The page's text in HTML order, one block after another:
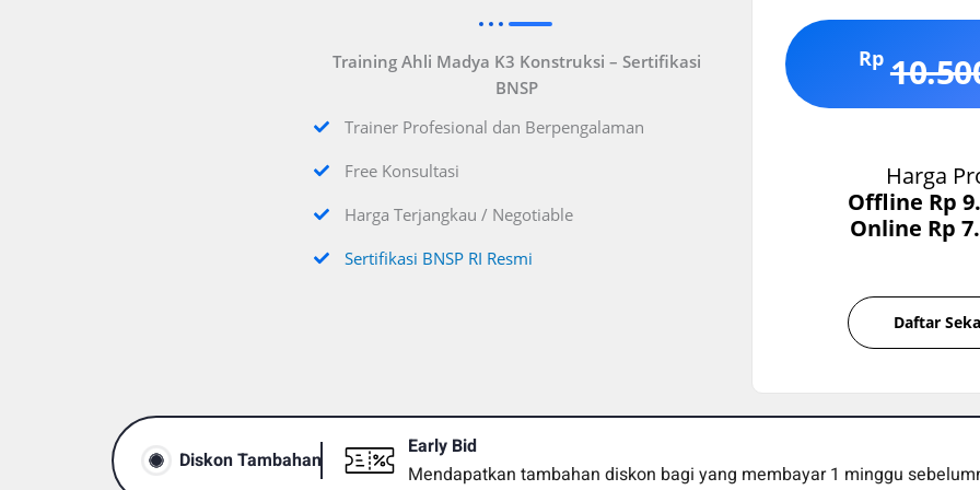
Training Ahli Madya K3 Konstruksi – Sertifikasi
BNSP
Trainer Profesional dan Berpengalaman
Free Konsultasi
Harga Terjangkau / Negotiable
Sertifikasi BNSP RI Resmi
Rp
Harga
Offline Rp
Online Rp
Daftar
Diskon Tambahan
Early Bid
Mendapatkan tambahan diskon bagi yang membayar 1 minggu